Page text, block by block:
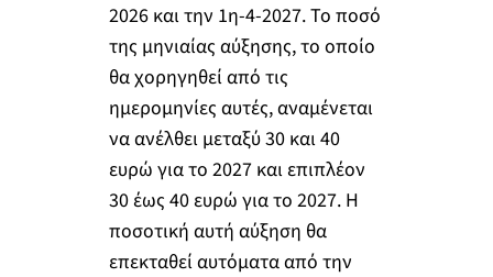
2026 και την 1η-4-2027. Το ποσό
της μηνιαίας αύξησης, το οποίο
θα χορηγηθεί από τις
ημερομηνίες αυτές, αναμένεται
να ανέλθει μεταξύ 30 και 40
ευρώ για το 2027 και επιπλέον
30 έως 40 ευρώ για το 2027. Η
ποσοτική αυτή αύξηση θα
επεκταθεί αυτόματα από την